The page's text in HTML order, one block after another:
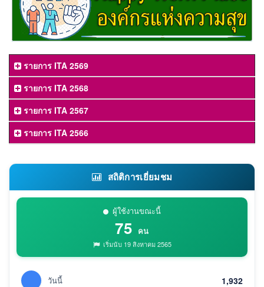
รายการ ITA 2569
รายการ ITA 2568
รายการ ITA 2567
รายการ ITA 2566
สถิติการเยี่ยมชม
ผู้ใช้งานขณะนี้
75 คน
เริ่มนับ 19 สิงหาคม 2565
วันนี้ 1,932